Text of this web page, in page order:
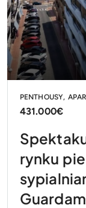
PENTHOUSY,
431.000€
rynku